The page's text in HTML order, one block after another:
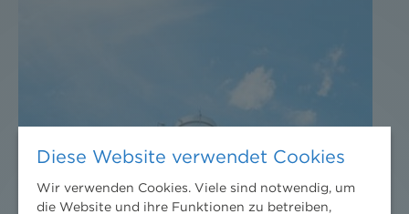
Diese Website verwendet Cookies
Wir verwenden Cookies. Viele sind notwendig, um
die Website und ihre Funktionen zu betreiben,